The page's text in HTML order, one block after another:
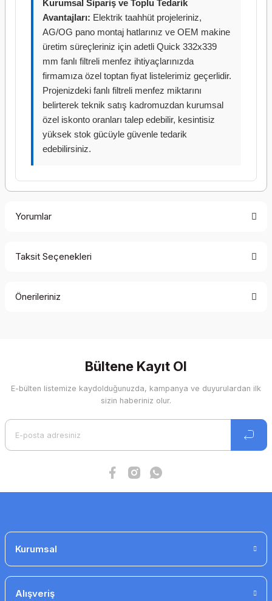
Kurumsal Sipariş ve Toplu Tedarik
Avantajları: Elektrik taahhüt projeleriniz,
AG/OG pano montaj hatlarınız ve OEM makine
üretim süreçleriniz için adetli Quick 332x339
mm fanlı filtreli menfez ihtiyaçlarınızda
firmamıza özel toptan fiyat listelerimiz geçerlidir.
Projenizdeki fanlı filtreli menfez miktarını
belirterek teknik satış kadromuzdan kurumsal
özel iskonto oranları talep edebilir, kesintisiz
yüksek stok gücüyle güvenle tedarik
edebilirsiniz.
Yorumlar
Taksit Seçenekleri
Önerileriniz
Görüş ve önerileriniz için teşekkür ederiz.
Ürün resmi kalitesiz, bozuk veya görüntülenemiyor.
Bültene Kayıt Ol
E-bülten listemize kaydolduğunuzda, kampanya ve duyurulardan ilk
sizin haberiniz olur.
Kurumsal
Alışveriş